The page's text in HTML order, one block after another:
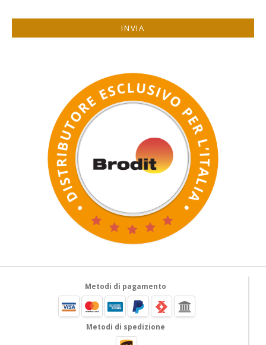
Metodi di pagamento
Metodi di spedizione